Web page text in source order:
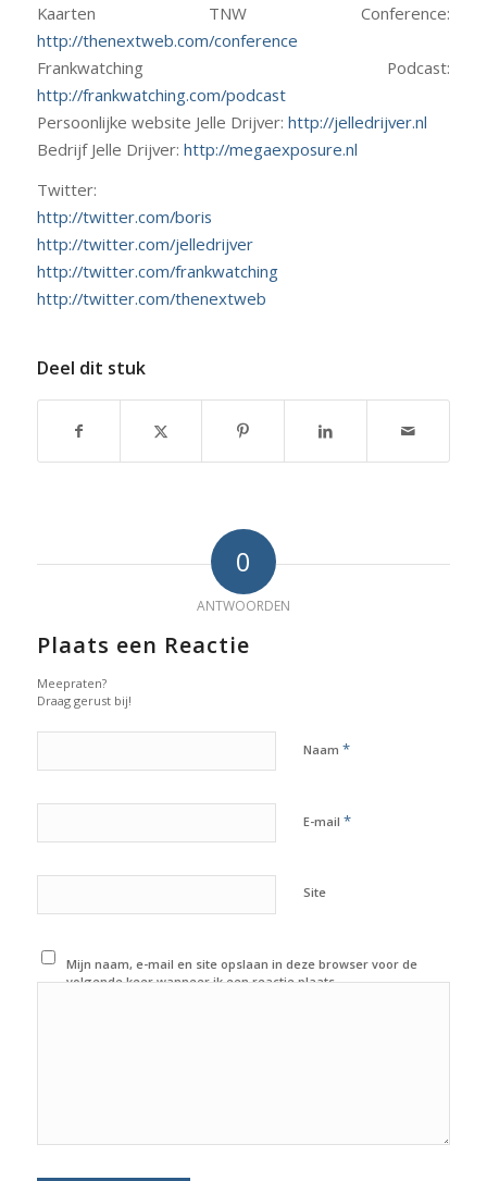
Kaarten TNW Conference:
http://thenextweb.com/conference
Frankwatching Podcast:
http://frankwatching.com/podcast
Persoonlijke website Jelle Drijver: http://jelledrijver.nl
Bedrijf Jelle Drijver: http://megaexposure.nl
Twitter:
http://twitter.com/boris
http://twitter.com/jelledrijver
http://twitter.com/frankwatching
http://twitter.com/thenextweb
Deel dit stuk
0
ANTWOORDEN
Plaats een Reactie
Meepraten?
Draag gerust bij!
Naam *
E-mail *
Site
Mijn naam, e-mail en site opslaan in deze browser voor de
volgende keer wanneer ik een reactie plaats.